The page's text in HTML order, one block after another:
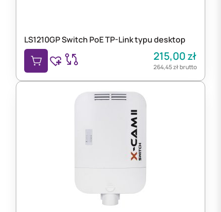
LS1210GP Switch PoE TP-Link typu desktop
215,00zł
264,45złbrutto